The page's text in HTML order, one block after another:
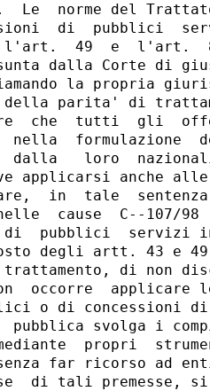
Le  norme del
di  pubblici
49  e  l'art.
dalla Corte di
la propria
parita' di
che  tutti  gli
formulazione
dalla   loro
applicarsi anche
in  tale  sentenza
cause  C--107/
di  pubblici  servizi
degli artt. 43 e
di non
occorre  applicare
o di concessioni
svolga i
propri
far ricorso ad
di tali premesse,